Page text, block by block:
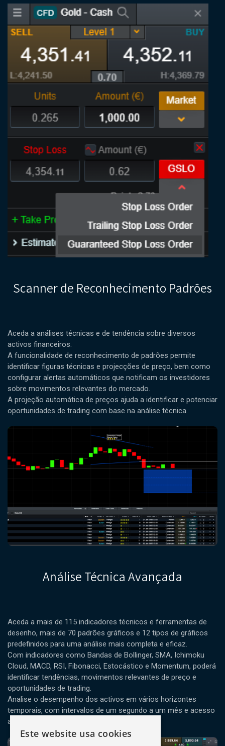
Scanner de Reconhecimento Padrões
Aceda a análises técnicas e de tendência sobre diversos
activos financeiros.
A funcionalidade de reconhecimento de padrões permite
identificar figuras técnicas e projecções de preço, bem como
configurar alertas automáticos que notificam os investidores
sobre movimentos relevantes do mercado.
A projeção automática de preços ajuda a identificar e potenciar
oportunidades de trading com base na análise técnica.
Análise Técnica Avançada
Aceda a mais de 115 indicadores técnicos e ferramentas de
desenho, mais de 70 padrões gráficos e 12 tipos de gráficos
predefinidos para uma análise mais completa e eficaz.
Com indicadores como Bandas de Bollinger, SMA, Ichimoku
Cloud, MACD, RSI, Fibonacci, Estocástico e Momentum, poderá
identificar tendências, movimentos relevantes de preço e
oportunidades de trading.
Analise o desempenho dos activos em vários horizontes
temporais, com intervalos de um segundo a um mês e acesso
a histórico até 20 anos.
Este website usa cookies